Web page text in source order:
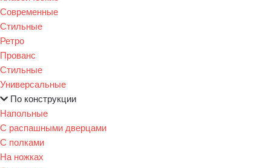
Современные
Стильные
Ретро
Прованс
Стильные
Универсальные
По конструкции
Напольные
С распашными дверцами
С полками
На ножках